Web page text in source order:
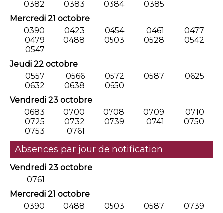
0382
0383 0384
0385
Mercredi 21 octobre
0390
0423 0454 0461
0477
0479
0488 0503 0528
0542
0547
Jeudi 22 octobre
0557
0566 0572 0587
0625
0632
0638
0650
Vendredi 23 octobre
0683
0700 0708 0709
0710
0725
0732 0739 0741
0750
0753
0761
Absences par jour de notification
Vendredi 23 octobre
0761
Mercredi 21 octobre
0390
0488 0503 0587
0739